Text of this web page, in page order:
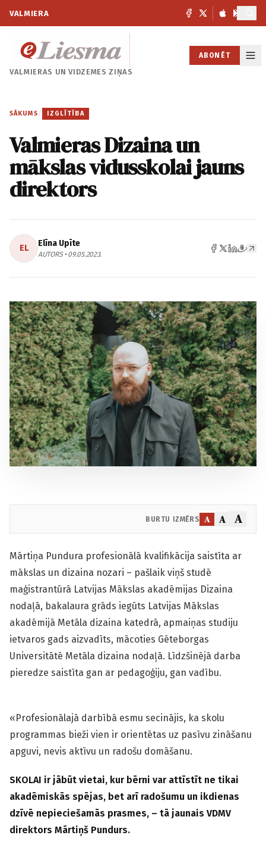
VALMIERA
VALMIERAS UNVIDZEMES ZIŅAS
ABONĒT
SĀKUMS / IZGLĪTĪBA
Valmieras Dizaina un
mākslas vidusskolai jauns
direktors
EL Elīna Upīte
AUTORS • 09.05.2023.
BURTU IZMĒRS A A A
Mārtiņa Pundura profesionālā kvalifikācija saistīta ar
mākslas un dizaina nozari – pašlaik viņš studē
maģistrantūrā Latvijas Mākslas akadēmijas Dizaina
nodaļā, bakalaura grāds iegūts Latvijas Mākslas
akadēmijā Metāla dizaina katedrā, apmaiņas studiju
ietvaros gads aizvadīts, mācoties Gēteborgas
Universitātē Metāla dizaina nodaļā. Līdzšinējā darba
pieredze saistīta gan ar pedagoģiju, gan vadību.
«Profesionālajā darbībā esmu secinājis, ka skolu
programmas bieži vien ir orientētas uz pasīvu zināšanu
apguvi, nevis aktīvu un radošu domāšanu.
SKOLAI ir jābūt vietai, kur bērni var attīstīt ne tikai
akadēmiskās spējas, bet arī radošumu un ikdienas
dzīvē nepieciešamās prasmes, – tā jaunais VDMV
direktors Mārtiņš Pundurs.